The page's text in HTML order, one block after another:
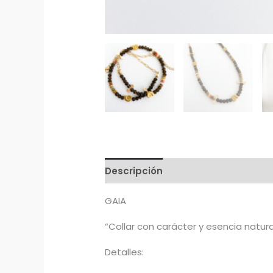
Descripción
GAIA
“Collar con carácter y esencia
Detalles: